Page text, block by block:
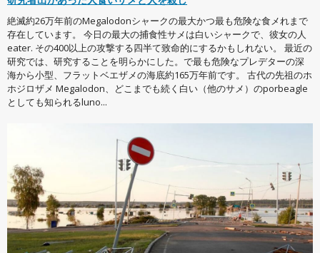
絶滅約26万年前のMegalodonシャークの最大かつ最も危険な食メれまで
存在しています。 今日の最大の捕食性サメは白いシャークで、彼女の人
eater. その400以上の攻撃する四半て致命的にするかもしれない。 最近の
研究では、研究することを明らかにした。で最も危険なプレデターの深
海から小型、フラットベエザメの海底約165万年前です。 古代の先祖のホ
ホジロザメ Megalodon、どこまでも続く白い（他のサメ）のporbeagle
としても知られるluno...